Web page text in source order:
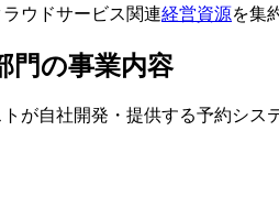
ウドサービス関連経営資源を集
門の事業内容
が自社開発・提供する予約シ